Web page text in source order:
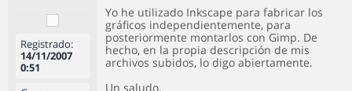
Registrado:
14/11/2007
0:51
Yo he utilizado Inkscape para fabricar los
gráficos independientemente, para
posteriormente montarlos con Gimp. De
hecho, en la propia descripción de mis
archivos subidos, lo digo abiertamente.
Un saludo.